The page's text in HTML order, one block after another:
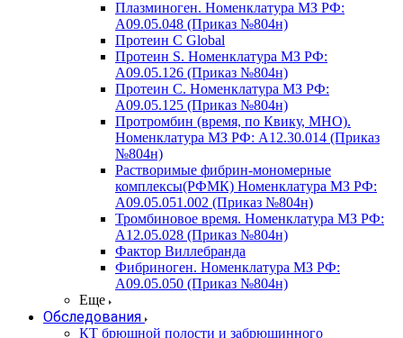
Плазминоген. Номенклатура МЗ РФ:
A09.05.048 (Приказ №804н)
Протеин C Global
Протеин S. Номенклатура МЗ РФ:
A09.05.126 (Приказ №804н)
Протеин С. Номенклатура МЗ РФ:
A09.05.125 (Приказ №804н)
Протромбин (время, по Квику, МНО).
Номенклатура МЗ РФ: A12.30.014 (Приказ
№804н)
Растворимые фибрин-мономерные
комплексы(РФМК) Номенклатура МЗ РФ:
A09.05.051.002 (Приказ №804н)
Тромбиновое время. Номенклатура МЗ РФ:
A12.05.028 (Приказ №804н)
Фактор Виллебранда
Фибриноген. Номенклатура МЗ РФ:
A09.05.050 (Приказ №804н)
Еще
Обследования
КТ брюшной полости и забрюшинного